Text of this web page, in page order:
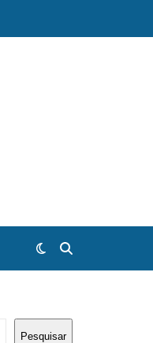
Pesquisar